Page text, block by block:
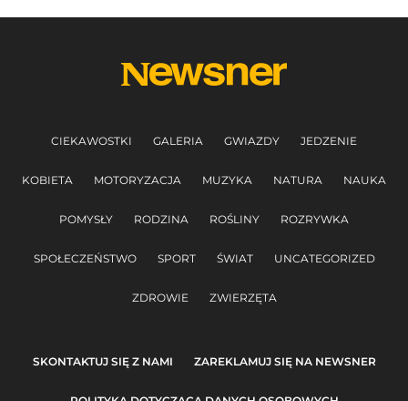
CIEKAWOSTKI GALERIA GWIAZDY JEDZENIE
KOBIETA MOTORYZACJA MUZYKA NATURA NAUKA
POMYSŁY RODZINA ROŚLINY ROZRYWKA
SPOŁECZEŃSTWO SPORT ŚWIAT UNCATEGORIZED
ZDROWIE ZWIERZĘTA
SKONTAKTUJ SIĘ Z NAMI ZAREKLAMUJ SIĘ NA NEWSNER